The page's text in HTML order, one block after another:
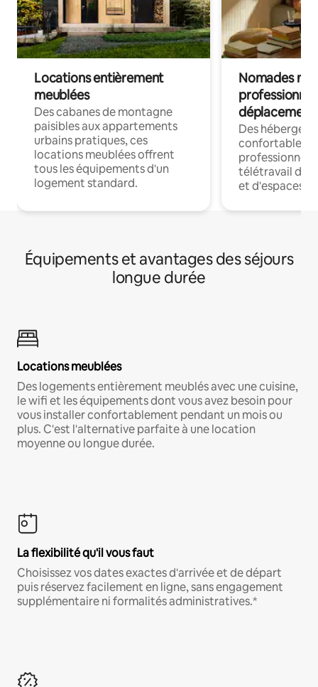
Locations entièrement
meublées
Des cabanes de montagne
paisibles aux appartements
urbains pratiques, ces
locations meublées offrent
tous les équipements d'un
logement standard.
Nomades
déplacement
Des
confortables
professionnels
télétravail
et d'espaces
Équipements et avantages des séjours
longue durée
Locations meublées
Des logements entièrement meublés avec une cuisine,
le wifi et les équipements dont vous avez besoin pour
vous installer confortablement pendant un mois ou
plus. C'est l'alternative parfaite à une location
moyenne ou longue durée.
La flexibilité qu'il vous faut
Choisissez vos dates exactes d'arrivée et de départ
puis réservez facilement en ligne, sans engagement
supplémentaire ni formalités administratives.*